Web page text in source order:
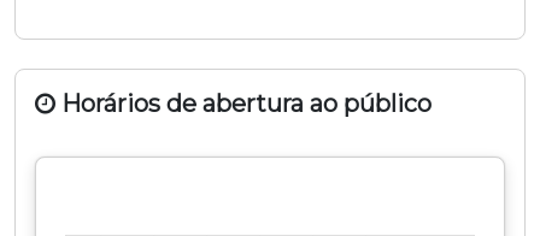
Horários de abertura ao público